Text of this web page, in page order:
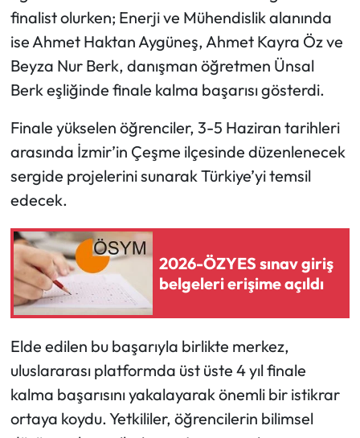
finalist olurken; Enerji ve Mühendislik alanında
ise Ahmet Haktan Aygüneş, Ahmet Kayra Öz ve
Beyza Nur Berk, danışman öğretmen Ünsal
Berk eşliğinde finale kalma başarısı gösterdi.
Finale yükselen öğrenciler, 3-5 Haziran tarihleri
arasında İzmir’in Çeşme ilçesinde düzenlenecek
sergide projelerini sunarak Türkiye’yi temsil
edecek.
2026-ÖZYES sınav giriş
belgeleri erişime açıldı
Elde edilen bu başarıyla birlikte merkez,
uluslararası platformda üst üste 4 yıl finale
kalma başarısını yakalayarak önemli bir istikrar
ortaya koydu. Yetkililer, öğrencilerin bilimsel
Magazin
Mecitözü Haberleri
Oğuzlar Haberleri
Ortaköy Haberleri
Osmancık Haberleri
Resmi İlan
Resmi Reklam
Sağlık
Spor